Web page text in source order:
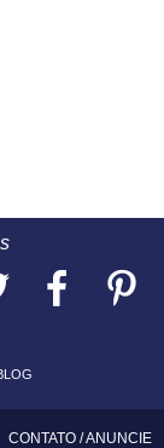
CONTATO /ANUNCIE